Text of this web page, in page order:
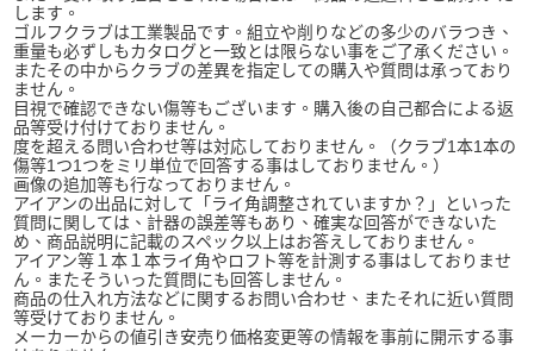
します。
ゴルフクラブは工業製品です。組立や削りなどの多少のバラつき、
重量も必ずしもカタログと一致とは限らない事をご了承ください。
またその中からクラブの差異を指定しての購入や質問は承っており
ません。
目視で確認できない傷等もございます。購入後の自己都合による返
品等受け付けておりません。
度を超える問い合わせ等は対応しておりません。（クラブ1本1本の
傷等1つ1つをミリ単位で回答する事はしておりません。）
画像の追加等も行なっておりません。
アイアンの出品に対して「ライ角調整されていますか？」といった
質問に関しては、計器の誤差等もあり、確実な回答ができないた
め、商品説明に記載のスペック以上はお答えしておりません。
アイアン等１本１本ライ角やロフト等を計測する事はしておりませ
ん。またそういった質問にも回答しません。
商品の仕入れ方法などに関するお問い合わせ、またそれに近い質問
等受けておりません。
メーカーからの値引き安売り価格変更等の情報を事前に開示する事